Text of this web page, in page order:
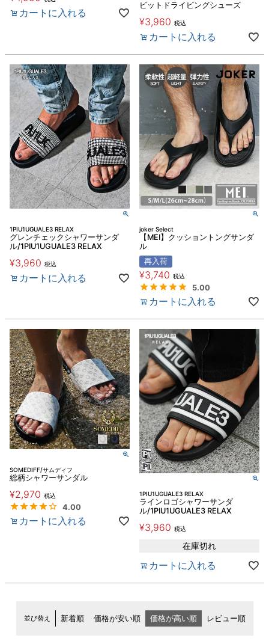
カートに入れる
ビットドライビングシューズ
¥3,960 税込
カートに入れる
1PIU1UGUALE3 RELAX
グレンチェックシャワーサンダ
ル/1PIU1UGUALE3 RELAX
¥3,960 税込
カートに入れる
joker Select
【MEI】クッショントングサンダ
ル
再入荷
¥3,740 税込
5.00
カートに入れる
SOMEDIFF/サムディフ
総柄シャワーサンダル
¥2,970 税込
4.00
カートに入れる
1PIU1UGUALE3 RELAX
ラインロゴシャワーサンダ
ル/1PIU1UGUALE3 RELAX
¥3,960 税込
在庫切れ
カートに入れる
並び替え 新着順 価格が安い順 価格が高い順 レビュー順